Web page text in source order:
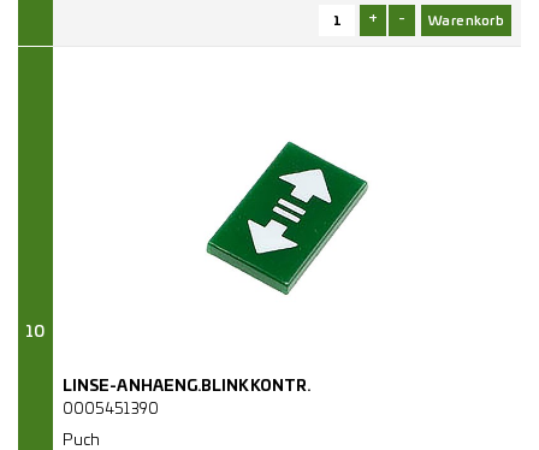
+ -
10
LINSE-ANHAENG.BLINKKONTR.
0005451390
Puch